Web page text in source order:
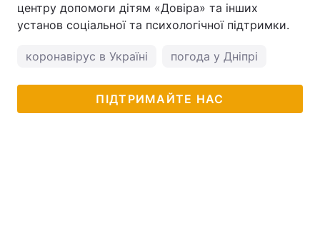
центру допомоги дітям «Довіра» та інших
установ соціальної та психологічної підтримки.
коронавірус в Україні погода у Дніпрі
ПІДТРИМАЙТЕ НАС